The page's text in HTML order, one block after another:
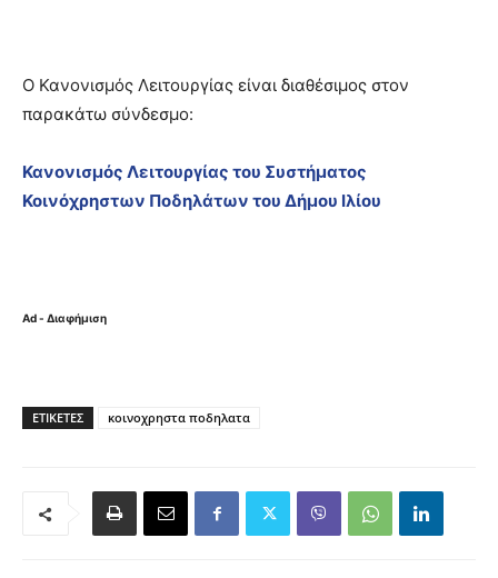
Ο Κανονισμός Λειτουργίας είναι διαθέσιμος στον
παρακάτω σύνδεσμο:
Κανονισμός Λειτουργίας του Συστήματος
Κοινόχρηστων Ποδηλάτων του Δήμου Ιλίου
Ad - Διαφήμιση
ΕΤΙΚΈΤΕΣ κοινοχρηστα ποδηλατα